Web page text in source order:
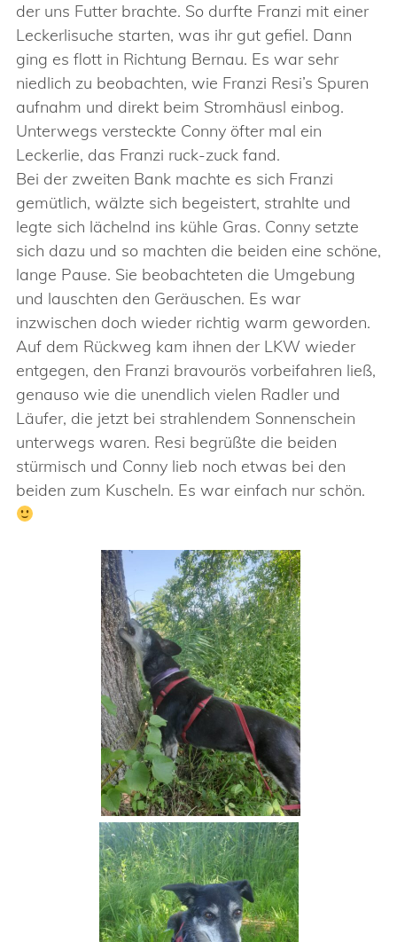
der uns Futter brachte. So durfte Franzi mit einer
Leckerlisuche starten, was ihr gut gefiel. Dann
ging es flott in Richtung Bernau. Es war sehr
niedlich zu beobachten, wie Franzi Resi’s Spuren
aufnahm und direkt beim Stromhäusl einbog.
Unterwegs versteckte Conny öfter mal ein
Leckerlie, das Franzi ruck-zuck fand.
Bei der zweiten Bank machte es sich Franzi
gemütlich, wälzte sich begeistert, strahlte und
legte sich lächelnd ins kühle Gras. Conny setzte
sich dazu und so machten die beiden eine schöne,
lange Pause. Sie beobachteten die Umgebung
und lauschten den Geräuschen. Es war
inzwischen doch wieder richtig warm geworden.
Auf dem Rückweg kam ihnen der LKW wieder
entgegen, den Franzi bravourös vorbeifahren ließ,
genauso wie die unendlich vielen Radler und
Läufer, die jetzt bei strahlendem Sonnenschein
unterwegs waren. Resi begrüßte die beiden
stürmisch und Conny lieb noch etwas bei den
beiden zum Kuscheln. Es war einfach nur schön.